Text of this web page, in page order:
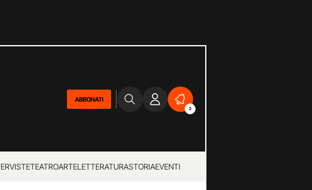
ABBONATI
2
TEATROARTELETTERATURASTORIAEVENTI